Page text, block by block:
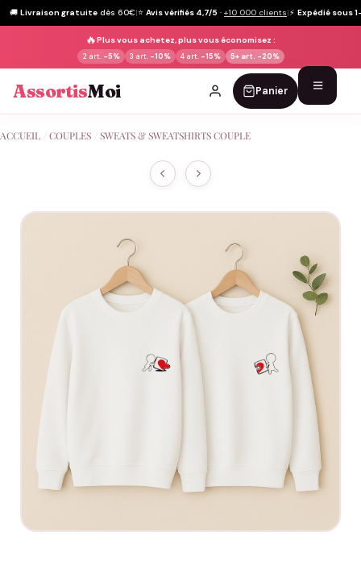
🚚 Livraison gratuite dès 60€|⭐ Avis vérifiés 4,7/5 · +10 000 clients|⚡ Expédié sous
🔥Plus vous achetez, plus vous économisez :
2 art. -5% 3 art. -10% 4 art. -15% 5+ art. -20%
AssortisMoi Panier
au
ACCUEIL COUPLES SWEATS & SWEATSHIRTS COUPLE